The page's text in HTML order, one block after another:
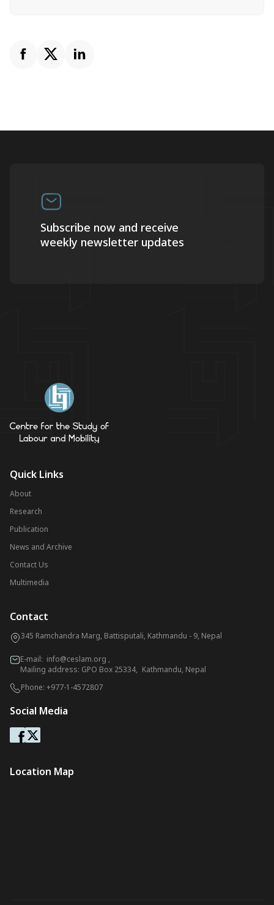
Subscribe now and receive
weekly newsletter updates
Quick Links
About
Research
Publication
News and Archive
Contact Us
Multimedia
Contact
345 Ramchandra Marg, Battisputali, Kathmandu - 9, Nepal
E-mail: info@ceslam.org ,
Mailing address: GPO Box 25334, Kathmandu, Nepal
Phone: +977-1-4572807
Social Media
Location Map